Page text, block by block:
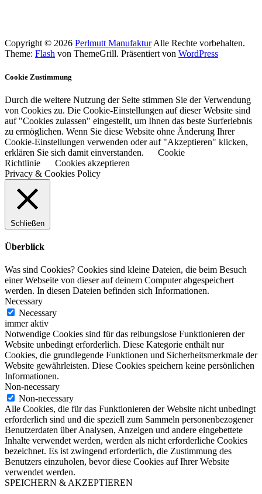
Copyright © 2026 Perlmutt ManufakturAlle Rechte vorbehalten.
Theme: Flash von ThemeGrill. Präsentiert von WordPress
Cookie Zustimmung
Durch die weitere Nutzung der Seite stimmen Sie der Verwendung
von Cookies zu. Die Cookie-Einstellungen auf dieser Website sind
auf "Cookies zulassen" eingestellt, um Ihnen das beste Surferlebnis
zu ermöglichen. Wenn Sie diese Website ohne Änderung Ihrer
Cookie-Einstellungen verwenden oder auf "Akzeptieren" klicken,
erklären Sie sich damit einverstanden.
Cookie
Richtlinie
Cookies akzeptieren
Privacy & Cookies Policy
Schließen
Überblick
Was sind Cookies? Cookies sind kleine Dateien, die beim Besuch
einer Webseite von dieser auf deinem Computer abgespeichert
werden. In diesen Dateien befinden sich Informationen.
Necessary
Necessary
immer aktiv
Notwendige Cookies sind für das reibungslose Funktionieren der
Website unbedingt erforderlich. Diese Kategorie enthält nur
Cookies, die grundlegende Funktionen und Sicherheitsmerkmale der
Website gewährleisten. Diese Cookies speichern keine persönlichen
Informationen.
Non-necessary
Non-necessary
Alle Cookies, die für das Funktionieren der Website nicht unbedingt
erforderlich sind und die speziell zum Sammeln personenbezogener
Benutzerdaten über Analysen, Anzeigen und andere eingebettete
Inhalte verwendet werden, werden als nicht erforderliche Cookies
bezeichnet. Es ist zwingend erforderlich, die Zustimmung des
Benutzers einzuholen, bevor diese Cookies auf Ihrer Website
verwendet werden.
SPEICHERN & AKZEPTIEREN